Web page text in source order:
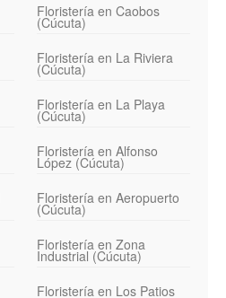
Floristería en Caobos
(Cúcuta)
Floristería en La Riviera
(Cúcuta)
Floristería en La Playa
(Cúcuta)
Floristería en Alfonso
López (Cúcuta)
Floristería en Aeropuerto
(Cúcuta)
Floristería en Zona
Industrial (Cúcuta)
Floristería en Los Patios